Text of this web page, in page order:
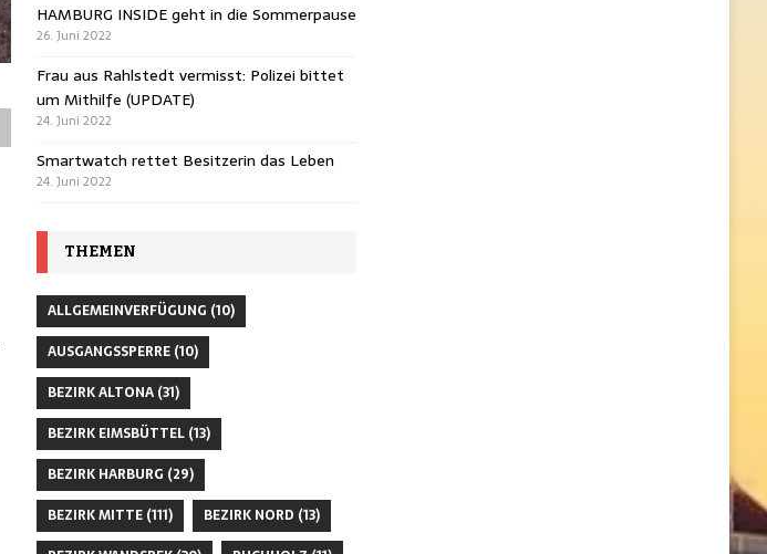
HAMBURG INSIDE geht in die Sommerpause
26. Juni 2022
Frau aus Rahlstedt vermisst: Polizei bittet
um Mithilfe (UPDATE)
24. Juni 2022
Smartwatch rettet Besitzerin das Leben
24. Juni 2022
THEMEN
ALLGEMEINVERFÜGUNG (10)
AUSGANGSSPERRE(10)
BEZIRK ALTONA(31)
BEZIRK EIMSBÜTTEL(13)
BEZIRK HARBURG (29)
BEZIRK MITTE(111) BEZIRK NORD (13)